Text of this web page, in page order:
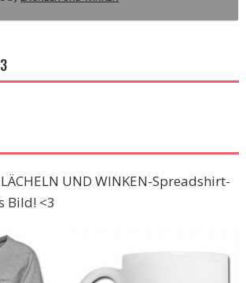
UND WINKEN-Spreadshirt-
Bild! <3